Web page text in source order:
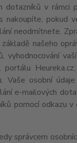
v rámci
nakoupíte,
neodmítnete.
našeho
vyhodnocování
portálu
osobní
e-mailových
pomocí odkazu
správcem